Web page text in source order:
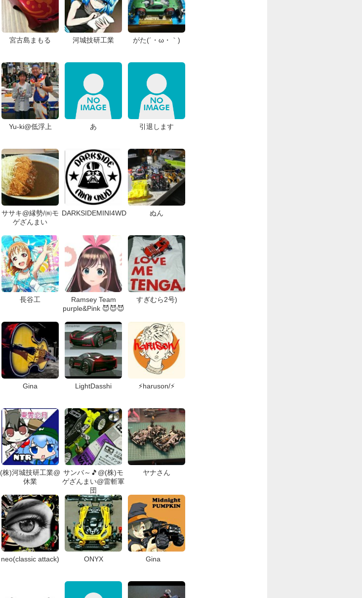
宮古島まもる 河城技研工業 がた(´・ω・｀)
Yu-ki@低浮上 あ 引退します
ササキ@縁勢/㈱モ
ゲざんまい
DARKSIDEMINI4WD ぬん
長谷工
Ramsey Team
purple&Pink 😈😈😈
すぎむら2号)
Gina LightDasshi ⚡️haruson/⚡️
(株)河城技研工業@
休業
サンバ～🎵@(株)モ
ゲざんまい@雷斬軍
団
ヤナさん
neo(classic attack) ONYX Gina